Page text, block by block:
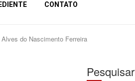
CONTATO
do Nascimento Ferreira
Pesquisar